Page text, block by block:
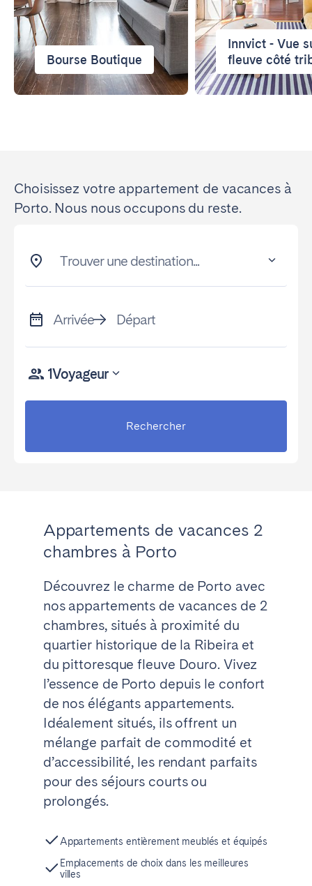
Bourse Boutique
Innvict - Vue
fleuve côté
Choisissez votre appartement de vacances à
Porto. Nous nous occupons du reste.
Trouver une destination...
Arrivée Départ
1Voyageur
Rechercher
Appartements de vacances 2
chambres à Porto
Découvrez le charme de Porto avec
nos appartements de vacances de 2
chambres, situés à proximité du
quartier historique de la Ribeira et
du pittoresque fleuve Douro. Vivez
l’essence de Porto depuis le confort
de nos élégants appartements.
Idéalement situés, ils offrent un
mélange parfait de commodité et
d’accessibilité, les rendant parfaits
pour des séjours courts ou
prolongés.
Appartements entièrement meublés et équipés
Emplacements de choix dans les meilleures
villes